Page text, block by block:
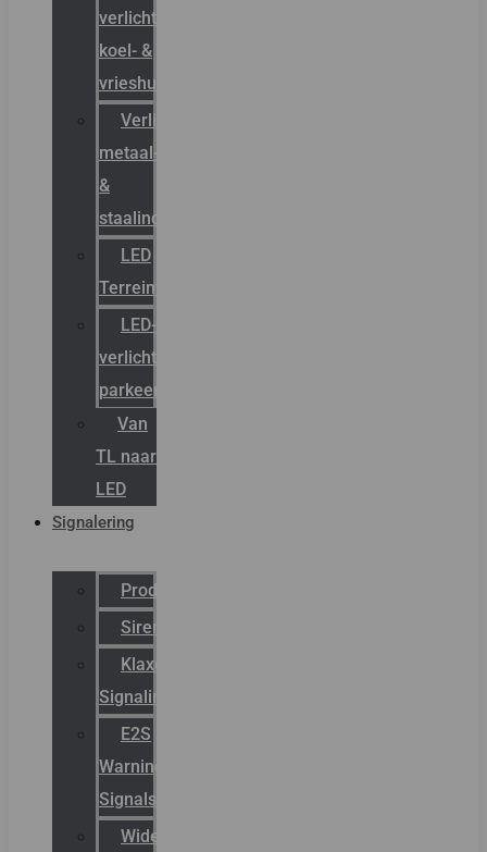
verlichting
koel- &
vrieshuizen
Verlichting
metaal-
&
staalindustrie
LED
Terreinverlichting
LED-
verlichting
parkeergarage
Van
TL naar
LED
Signalering
Productcatalogus
Sirena
Klaxon
Signaling
E2S
Warning
Signals
Wide